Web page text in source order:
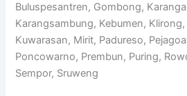
Buluspesantren, Gombong,
Karangsambung, Kebumen,
Kuwarasan, Mirit, Padureso,
Poncowarno, Prembun, Puring,
Sempor, Sruweng